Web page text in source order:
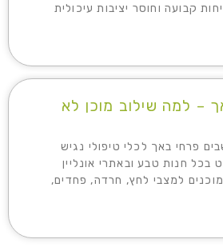
קבועה וחוסר יציבות עיכולית
– למה שילוב מוכן לא
פרחי באך לכלי טיפולי נגיש
בכל חנות טבע ובאתרי אונליין
מוכנים למצבי לחץ, חרדה, פחדים,